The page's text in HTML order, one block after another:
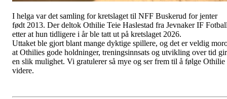
I helga var det samling for kretslaget til NFF Buskerud for jenter
født 2013. Der deltok Othilie Teie Haslestad fra Jevnaker IF
etter at hun tidligere i år ble tatt ut på kretslaget 2026.
Uttaket ble gjort blant mange dyktige spillere, og det er veldig
at Othilies gode holdninger, treningsinnsats og utvikling over tid gir
en slik mulighet. Vi gratulerer så mye og ser frem til å følge Othilie
videre.